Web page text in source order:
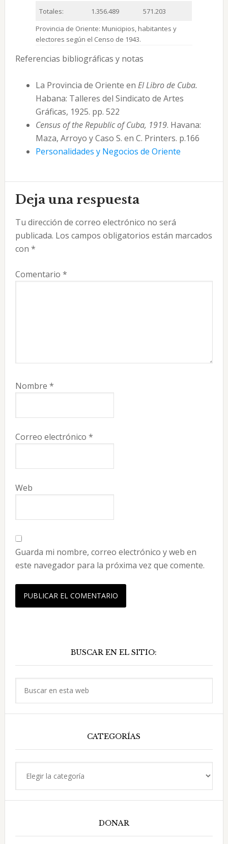
Totales: 1.356.489
571.203
Provincia de Oriente: Municipios, habitantes y
electores según el Censo de 1943.
Referencias bibliográficas y notas
La Provincia de Oriente en El Libro de Cuba.
Habana: Talleres del Sindicato de Artes
Gráficas, 1925. pp. 522
Census of the Republic of Cuba, 1919. Havana:
Maza, Arroyo y Caso S. en C. Printers. p.166
Personalidades y Negocios de Oriente
Interacciones
con
los
lectores
Deja una respuesta
Tu dirección de correo electrónico no será
publicada. Los campos obligatorios están marcados
con *
Comentario *
Nombre *
Correo electrónico *
Web
Guarda mi nombre, correo electrónico y web en
este navegador para la próxima vez que comente.
principal
BUSCAR EN EL SITIO:
CATEGORÍAS
DONAR